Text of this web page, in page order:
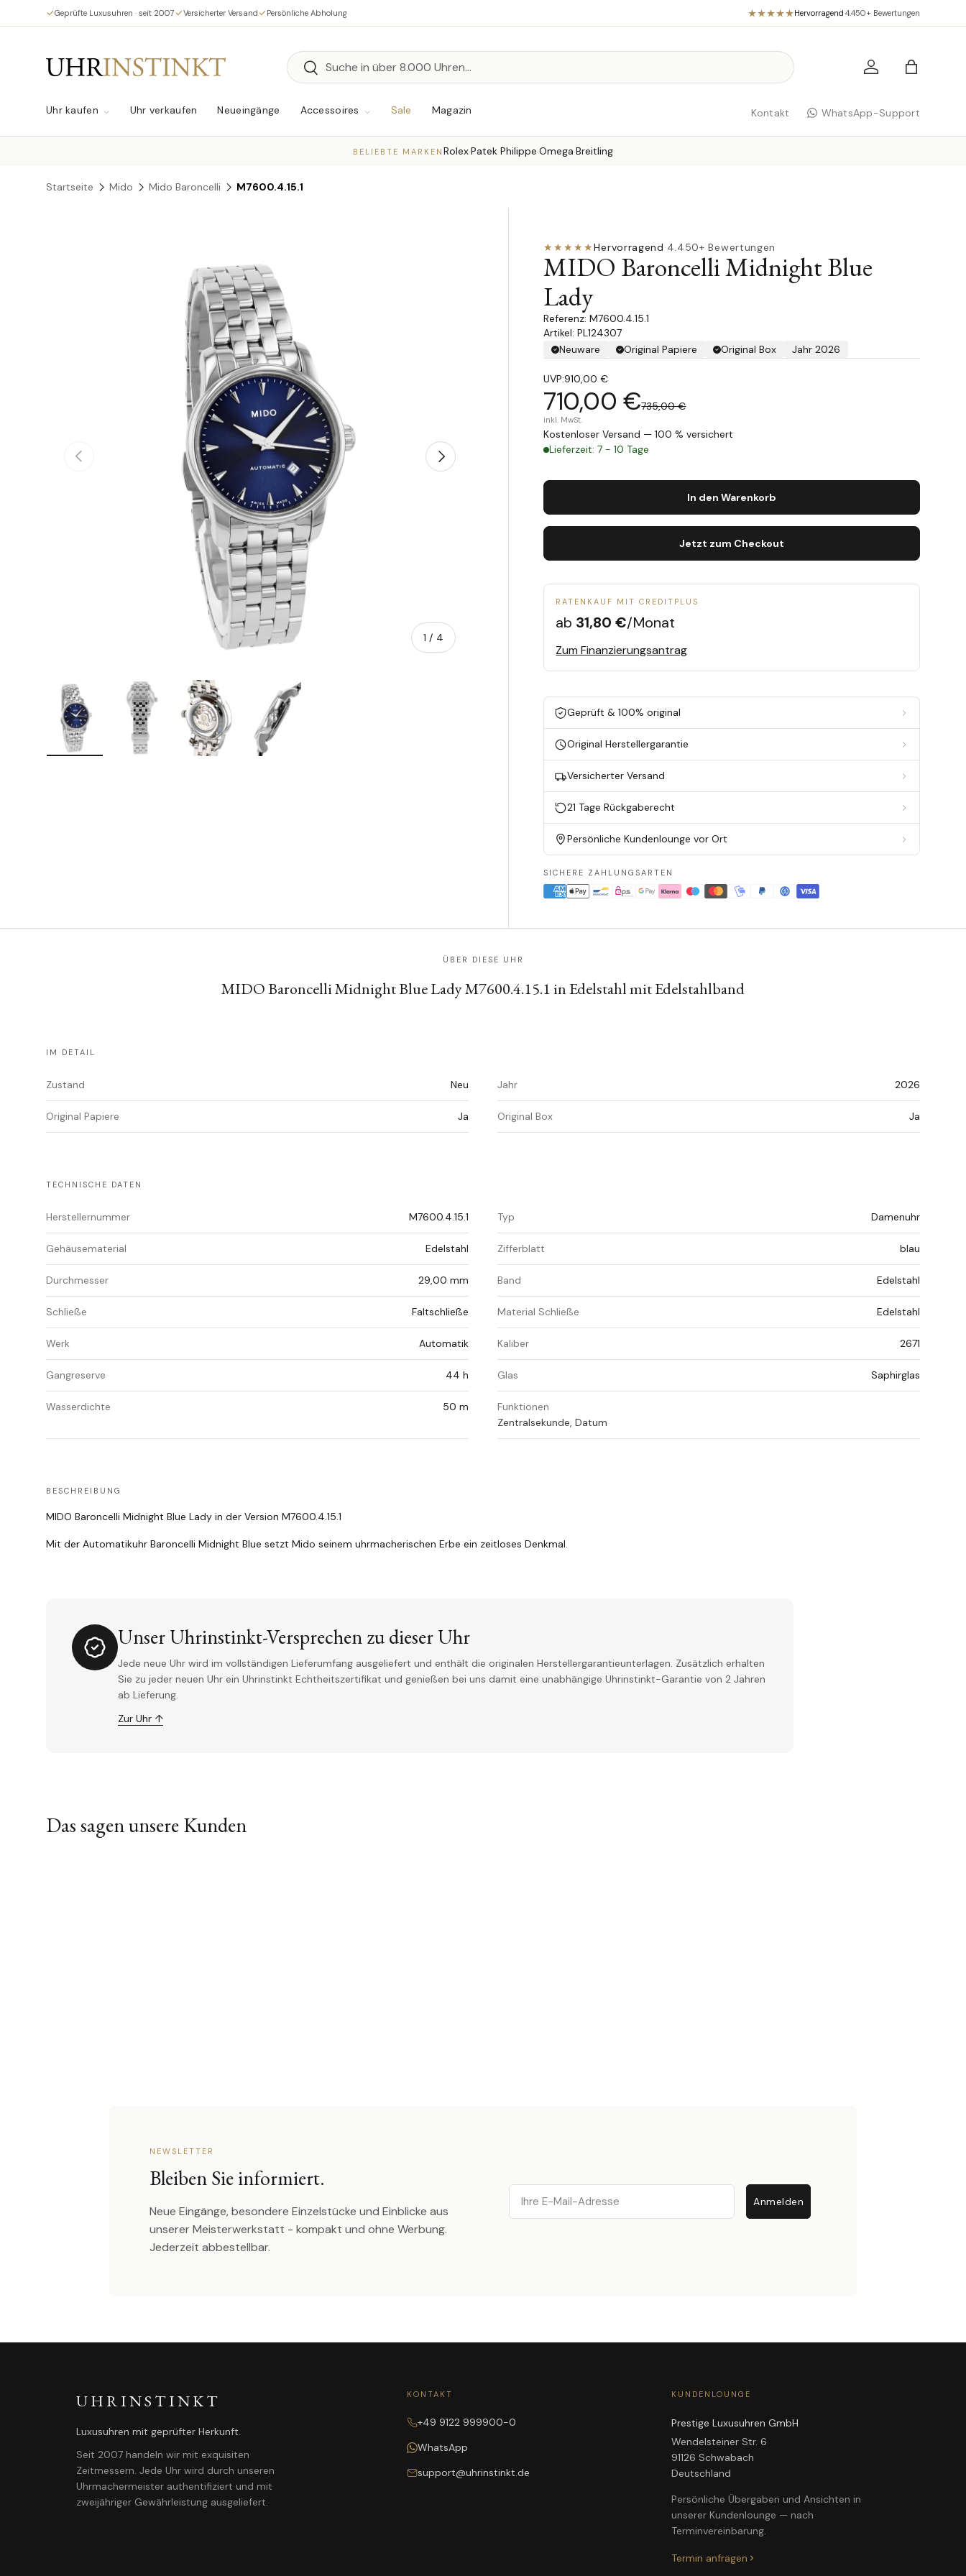
Direkt zum Inhalt
Geprüfte Luxusuhren · seit 2007 Versicherter Versand Persönliche Abholung Hervorragend·4.450+ Bewertungen
Suchen
Suchen Einloggen
Uhr kaufen Uhr verkaufen Neueingänge Accessoires Sale Magazin Kontakt WhatsApp-Support
BELIEBTE MARKEN Rolex·Patek Philippe·Omega·Breitling
Startseite Mido Mido Baroncelli M7600.4.15.1
Zu Produktinformationen springen
Vorherige
1 / von
4
Nächste
Bild 1 in Galerieansicht laden
Bild 2 in Galerieansicht ladenBild 3 in Galerieansicht ladenBild 4 in Galerieansicht laden
★★★★★Hervorragend·4.450+ Bewertungen
MIDO Baroncelli Midnight Blue
Lady
M7600.4.15.1
Artikel: PL124307
Neuware
Original Papiere Original Box Jahr 2026
UVP:910,00 €
710,00 €735,00 €
inkl. MwSt.
Kostenloser Versand — 100 % versichert
Lieferzeit: 7 - 10 Tage
In den Warenkorb
Jetzt zum Checkout
RATENKAUF MIT CREDITPLUS
ab 31,80 €/Monat
Zum Finanzierungsantrag
Geprüft & 100% original
Original Herstellergarantie
Versicherter Versand
21 Tage Rückgaberecht
Persönliche Kundenlounge vor Ort
SICHERE ZAHLUNGSARTEN
ÜBER DIESE UHR
MIDO Baroncelli Midnight Blue Lady M7600.4.15.1 in Edelstahl mit Edelstahlband
IM DETAIL
Zustand Neu Jahr 2026
Original Papiere Ja Original Box Ja
TECHNISCHE DATEN
Herstellernummer M7600.4.15.1 Typ Damenuhr
Gehäusematerial Edelstahl Zifferblatt blau
Durchmesser 29,00 mm Band Edelstahl
Schließe Faltschließe Material Schließe Edelstahl
Werk Automatik Kaliber 2671
Gangreserve 44 h Glas Saphirglas
Wasserdichte 50 m
Funktionen
Zentralsekunde, Datum
BESCHREIBUNG
MIDO Baroncelli Midnight Blue Lady in der Version M7600.4.15.1
Mit der Automatikuhr Baroncelli Midnight Blue setzt Mido seinem uhrmacherischen Erbe ein zeitloses Denkmal.
Unser Uhrinstinkt-Versprechen zu dieser Uhr
Jede neue Uhr wird im vollständigen Lieferumfang ausgeliefert und enthält die originalen Herstellergarantieunterlagen. Zusätzlich erhalten
Sie zu jeder neuen Uhr ein Uhrinstinkt Echtheitszertifikat und genießen bei uns damit eine unabhängige Uhrinstinkt-Garantie von 2 Jahren
ab Lieferung.
Zur Uhr ↑
Das sagen unsere Kunden
NEWSLETTER
Bleiben Sie informiert.
Neue Eingänge, besondere Einzelstücke und Einblicke aus
unserer Meisterwerkstatt - kompakt und ohne Werbung.
Jederzeit abbestellbar.
Email
Anmelden
UHRINSTINKT
Luxusuhren mit geprüfter Herkunft.
Seit 2007 handeln wir mit exquisiten
Zeitmessern. Jede Uhr wird durch unseren
Uhrmachermeister authentifiziert und mit
zweijähriger Gewährleistung ausgeliefert.
KONTAKT
+49 9122 999900-0
WhatsApp
support@uhrinstinkt.de
KUNDENLOUNGE
Prestige Luxusuhren GmbH
Wendelsteiner Str. 6
91126 Schwabach
Deutschland
Persönliche Übergaben und Ansichten in
unserer Kundenlounge — nach
Terminvereinbarung.
Termin anfragen